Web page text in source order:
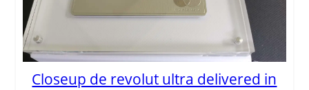
Closeup de revolut ultra delivered in